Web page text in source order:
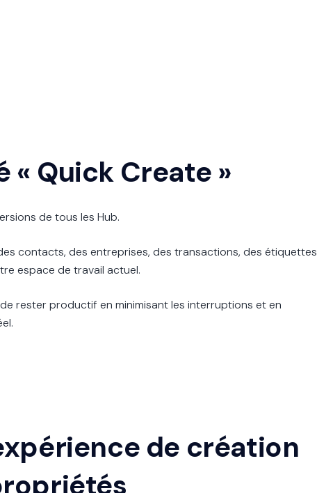
Quick Create »
de tous les Hub.
contacts, des entreprises, des transactions, des étiquettes
espace de travail actuel.
rester productif en minimisant les interruptions et en
de création